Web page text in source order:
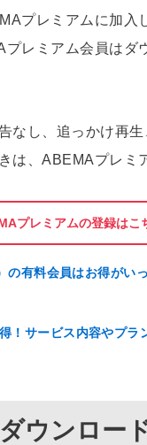
プレミアムに加入
レミアム会員はダ
なし、追っかけ再
は、ABEMAプレミ
プレミアムの登録はこ
有料会員はお得がい
！サービス内容やプラ
ウンロー